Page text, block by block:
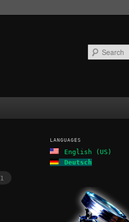
1
LANGUAGES
English (US)
Deutsch